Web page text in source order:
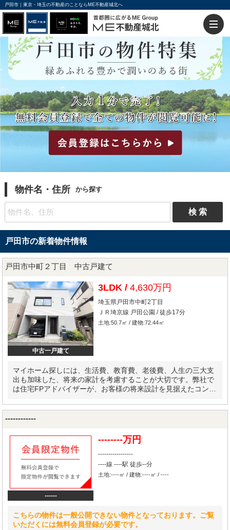
戸田市｜東京・埼玉の不動産のことならME不動産城北へ
物件名・住所 から探す
戸田市の新着物件情報
戸田市中町２丁目 中古戸建て
中古一戸建て
3LDK / 4,630万円
埼玉県戸田市中町2丁目
ＪＲ埼京線 戸田公園 / 徒歩17分
土地:50.7㎡ / 建物:72.44㎡
マイホーム探しには、生活費、教育費、老後費、人生の三大支
出も加味した、将来の家計を考慮することが大切です。弊社で
は住宅FPアドバイザーが、お客様の将来設計を見据えたコンサ
------------
------
--------万円
-----------------
----線 ----駅 徒歩--分
土地:----㎡ / 建物:----㎡ / ----
こちらの物件は一般公開できない物件となっております。ご覧
いただくには無料会員登録が必要です。